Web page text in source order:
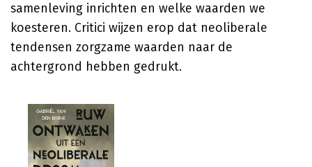
samenleving inrichten en welke waarden we
koesteren. Critici wijzen erop dat neoliberale
tendensen zorgzame waarden naar de
achtergrond hebben gedrukt.